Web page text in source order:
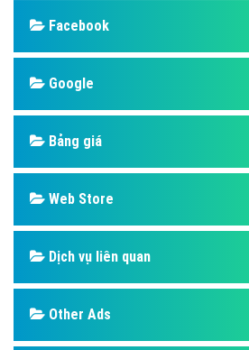
Facebook
Google
Bảng giá
Web Store
Dịch vụ liên quan
Other Ads